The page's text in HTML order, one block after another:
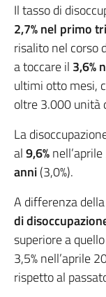
Il tasso di
2,7% nel primo
risalito nel corso
a toccare il 3,6%
ultimi otto mesi,
oltre 3.000 unità
La
al9,6%
anni(3,0%).
A differenza
di
superiore a
3,5% nell’aprile
rispetto al